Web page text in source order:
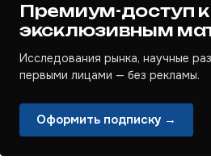
Премиум-доступ к
эксклюзивным
Исследования рынка, научные
первыми лицами — без рекламы.
Оформить подписку →